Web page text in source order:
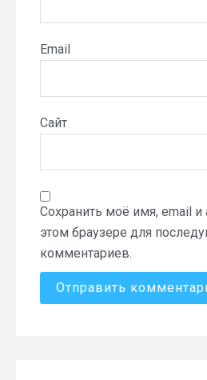
Email
Сайт
Сохранить моё имя, email и
этом браузере для
комментариев.